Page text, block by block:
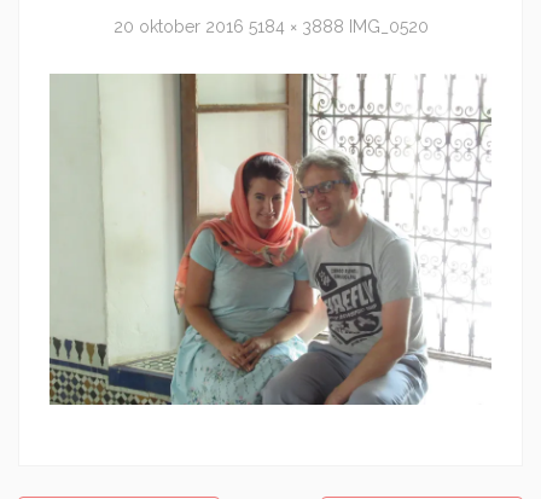
20 oktober 2016 5184 × 3888 IMG_0520